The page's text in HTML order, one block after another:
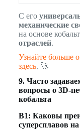
С его
механические
на основе
отраслей.
Узнайте больше
здесь. 🚀
9. Часто
вопросы о 3D-
кобальта
В1: Каковы
суперсплавов